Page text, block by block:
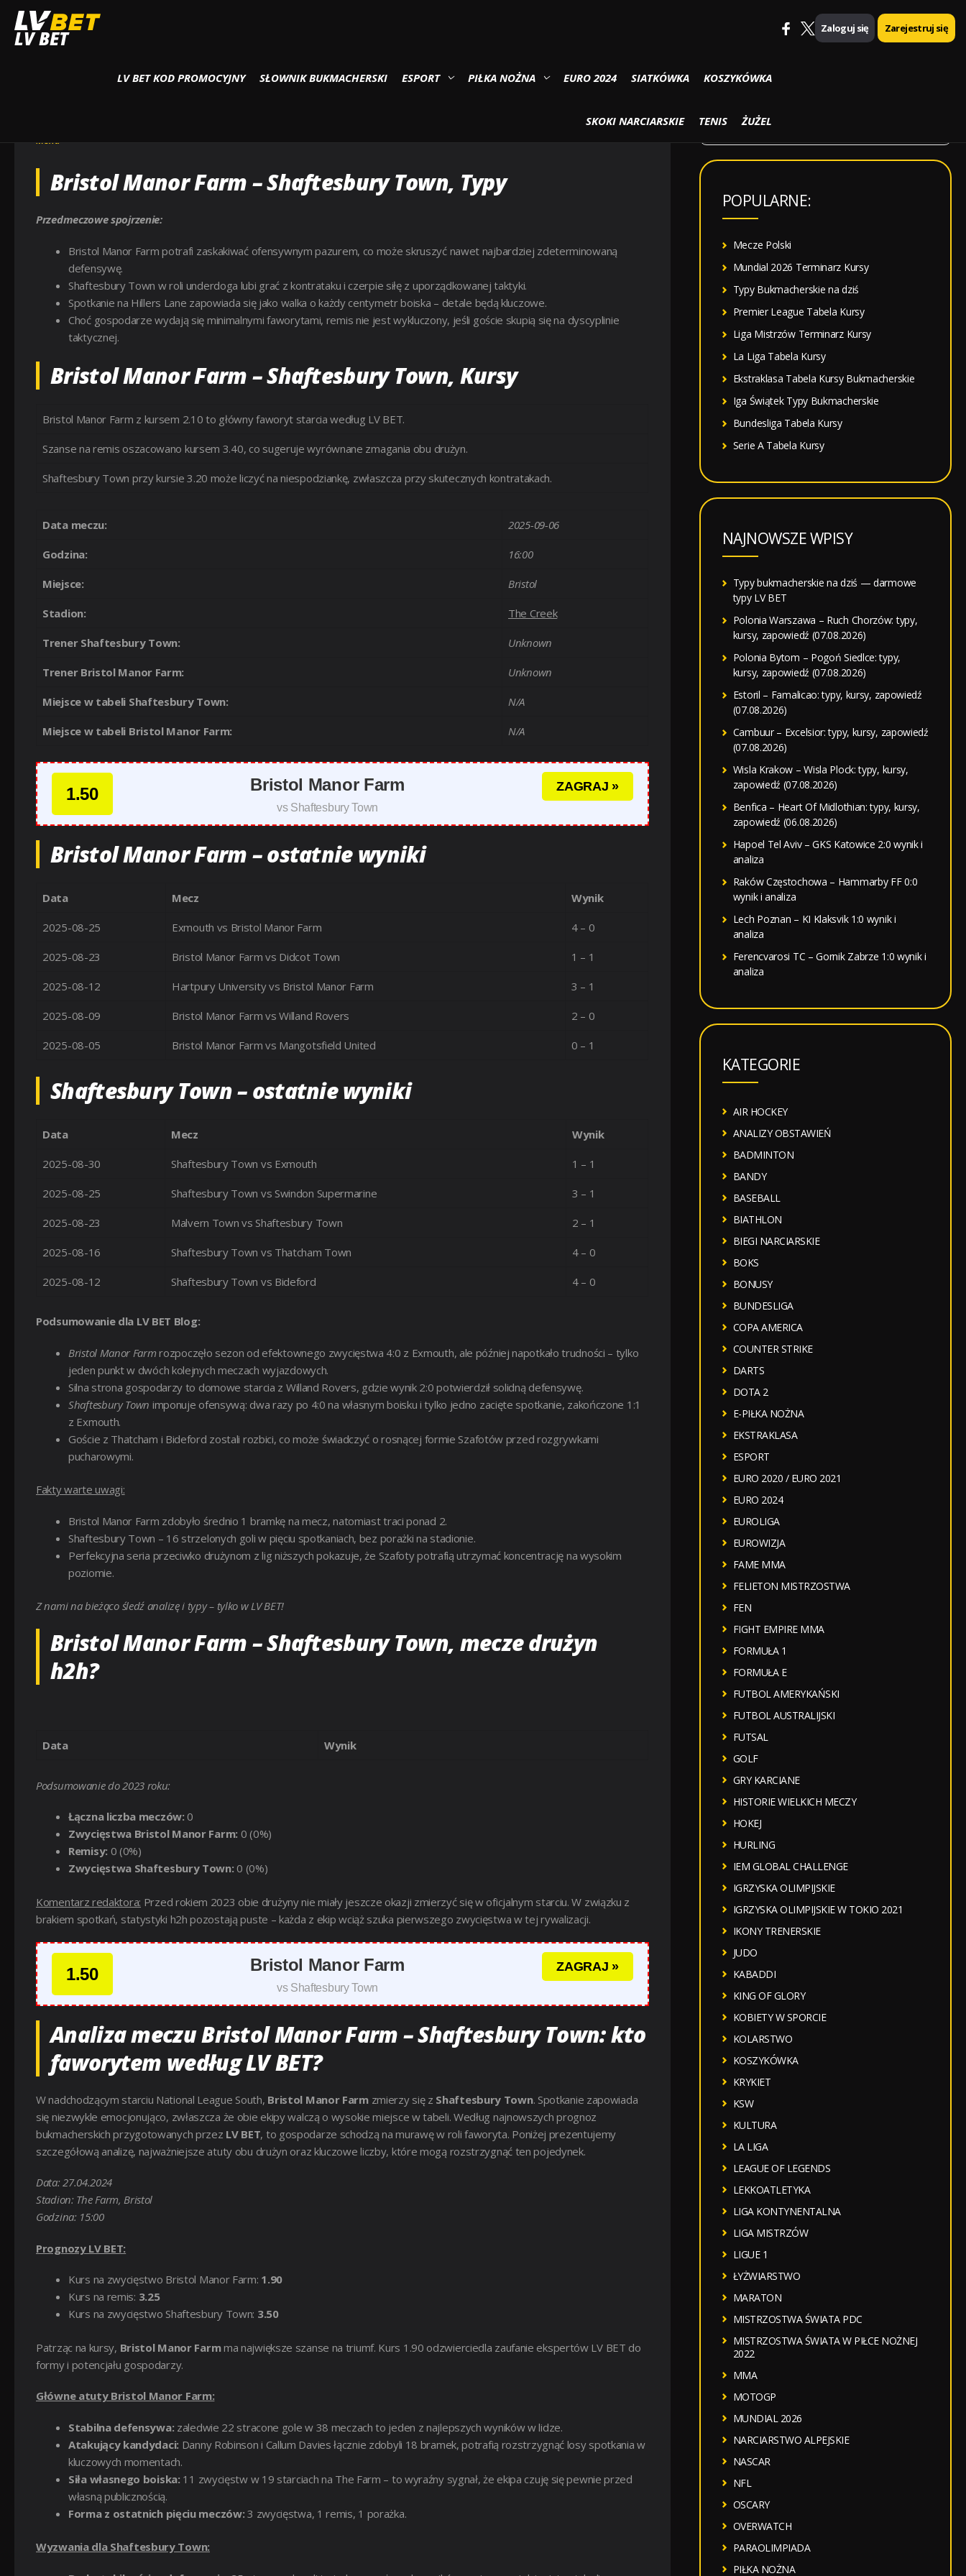
LV BET
LV BET KOD PROMOCYJNY SŁOWNIK BUKMACHERSKI ESPORT PIŁKA NOŻNA EURO 2024 SIATKÓWKA KOSZYKÓWKA
SKOKI NARCIARSKIE TENIS ŻUŻEL
Zaloguj się Zarejestruj się
Strona główna Menu
BRISTOL MANOR FARM – SHAFTESBURY TOWN ( 2025-09-06
Menu
Bristol Manor Farm – Shaftesbury Town, Typy
Przedmeczowe spojrzenie:
Bristol Manor Farm potrafi zaskakiwać ofensywnym pazurem, co może skruszyć nawet najbardziej zdeterminowaną
defensywę.
Shaftesbury Town w roli underdoga lubi grać z kontrataku i czerpie siłę z uporządkowanej taktyki.
Spotkanie na Hillers Lane zapowiada się jako walka o każdy centymetr boiska – detale będą kluczowe.
Choć gospodarze wydają się minimalnymi faworytami, remis nie jest wykluczony, jeśli goście skupią się na dyscyplinie
taktycznej.
Bristol Manor Farm – Shaftesbury Town, Kursy
Bristol Manor Farm z kursem 2.10 to główny faworyt starcia według LV BET.
Szanse na remis oszacowano kursem 3.40, co sugeruje wyrównane zmagania obu drużyn.
Shaftesbury Town przy kursie 3.20 może liczyć na niespodziankę, zwłaszcza przy skutecznych kontratakach.
Data meczu: 2025-09-06
Godzina: 16:00
Miejsce: Bristol
Stadion: The Creek
Trener Shaftesbury Town: Unknown
Trener Bristol Manor Farm: Unknown
Miejsce w tabeli Shaftesbury Town: N/A
Miejsce w tabeli Bristol Manor Farm: N/A
1.50 Bristol Manor Farm
vs Shaftesbury Town
ZAGRAJ »
Bristol Manor Farm – ostatnie wyniki
Data Mecz Wynik
2025-08-25 Exmouth vs Bristol Manor Farm 4 – 0
2025-08-23 Bristol Manor Farm vs Didcot Town 1 – 1
2025-08-12 Hartpury University vs Bristol Manor Farm 3 – 1
2025-08-09 Bristol Manor Farm vs Willand Rovers 2 – 0
2025-08-05 Bristol Manor Farm vs Mangotsfield United 0 – 1
Shaftesbury Town – ostatnie wyniki
Data Mecz Wynik
2025-08-30 Shaftesbury Town vs Exmouth 1 – 1
2025-08-25 Shaftesbury Town vs Swindon Supermarine 3 – 1
2025-08-23 Malvern Town vs Shaftesbury Town 2 – 1
2025-08-16 Shaftesbury Town vs Thatcham Town 4 – 0
2025-08-12 Shaftesbury Town vs Bideford 4 – 0
Podsumowanie dla LV BET Blog:
Bristol Manor Farm rozpoczęło sezon od efektownego zwycięstwa 4:0 z Exmouth, ale później napotkało trudności – tylko
jeden punkt w dwóch kolejnych meczach wyjazdowych.
Silna strona gospodarzy to domowe starcia z Willand Rovers, gdzie wynik 2:0 potwierdził solidną defensywę.
Shaftesbury Town imponuje ofensywą: dwa razy po 4:0 na własnym boisku i tylko jedno zacięte spotkanie, zakończone 1:1
z Exmouth.
Goście z Thatcham i Bideford zostali rozbici, co może świadczyć o rosnącej formie Szafotów przed rozgrywkami
pucharowymi.
Fakty warte uwagi:
Bristol Manor Farm zdobyło średnio 1 bramkę na mecz, natomiast traci ponad 2.
Shaftesbury Town – 16 strzelonych goli w pięciu spotkaniach, bez porażki na stadionie.
Perfekcyjna seria przeciwko drużynom z lig niższych pokazuje, że Szafoty potrafią utrzymać koncentrację na wysokim
poziomie.
Z nami na bieżąco śledź analizę i typy – tylko w LV BET!
Bristol Manor Farm – Shaftesbury Town, mecze drużyn
h2h?
Data Wynik
Podsumowanie do 2023 roku:
Łączna liczba meczów: 0
Zwycięstwa Bristol Manor Farm: 0 (0%)
Remisy: 0 (0%)
Zwycięstwa Shaftesbury Town: 0 (0%)
Komentarz redaktora: Przed rokiem 2023 obie drużyny nie miały jeszcze okazji zmierzyć się w oficjalnym starciu. W związku z
brakiem spotkań, statystyki h2h pozostają puste – każda z ekip wciąż szuka pierwszego zwycięstwa w tej rywalizacji.
1.50 Bristol Manor Farm
vs Shaftesbury Town
ZAGRAJ »
Analiza meczu Bristol Manor Farm – Shaftesbury Town: kto
faworytem według LV BET?
W nadchodzącym starciu National League South, Bristol Manor Farmzmierzy się z Shaftesbury Town. Spotkanie zapowiada
się niezwykle emocjonująco, zwłaszcza że obie ekipy walczą o wysokie miejsce w tabeli. Według najnowszych prognoz
bukmacherskich przygotowanych przez LV BET, to gospodarze schodzą na murawę w roli faworyta. Poniżej prezentujemy
szczegółową analizę, najważniejsze atuty obu drużyn oraz kluczowe liczby, które mogą rozstrzygnąć ten pojedynek.
Data: 27.04.2024
Stadion: The Farm, Bristol
Godzina: 15:00
Prognozy LV BET:
Kurs na zwycięstwo Bristol Manor Farm: 1.90
Kurs na remis: 3.25
Kurs na zwycięstwo Shaftesbury Town: 3.50
Patrząc na kursy, Bristol Manor Farmma największe szanse na triumf. Kurs 1.90 odzwierciedla zaufanie ekspertów LV BET do
formy i potencjału gospodarzy.
Główne atuty Bristol Manor Farm:
Stabilna defensywa: zaledwie 22 stracone gole w 38 meczach to jeden z najlepszych wyników w lidze.
Atakujący kandydaci: Danny Robinson i Callum Davies łącznie zdobyli 18 bramek, potrafią rozstrzygnąć losy spotkania w
kluczowych momentach.
Siła własnego boiska: 11 zwycięstw w 19 starciach na The Farm – to wyraźny sygnał, że ekipa czuję się pewnie przed
własną publicznością.
Forma z ostatnich pięciu meczów: 3 zwycięstwa, 1 remis, 1 porażka.
Wyzwania dla Shaftesbury Town:
SZUKAJ
k
POPULARNE:
Mecze Polski
Mundial 2026 Terminarz Kursy
Typy Bukmacherskie na dziś
Premier League Tabela Kursy
Liga Mistrzów Terminarz Kursy
La Liga Tabela Kursy
Ekstraklasa Tabela Kursy Bukmacherskie
Iga Świątek Typy Bukmacherskie
Bundesliga Tabela Kursy
Serie A Tabela Kursy
NAJNOWSZE WPISY
Typy bukmacherskie na dziś — darmowe
typy LV BET
Polonia Warszawa – Ruch Chorzów: typy,
kursy, zapowiedź (07.08.2026)
Polonia Bytom – Pogoń Siedlce: typy,
kursy, zapowiedź (07.08.2026)
Estoril – Famalicao: typy, kursy, zapowiedź
(07.08.2026)
Cambuur – Excelsior: typy, kursy, zapowiedź
(07.08.2026)
Wisla Krakow – Wisla Plock: typy, kursy,
zapowiedź (07.08.2026)
Benfica – Heart Of Midlothian: typy, kursy,
zapowiedź (06.08.2026)
Hapoel Tel Aviv – GKS Katowice 2:0 wynik i
analiza
Raków Częstochowa – Hammarby FF 0:0
wynik i analiza
Lech Poznan – KI Klaksvik 1:0 wynik i
analiza
Ferencvarosi TC – Gornik Zabrze 1:0 wynik i
analiza
KATEGORIE
AIR HOCKEY
ANALIZY OBSTAWIEŃ
BADMINTON
BANDY
BASEBALL
BIATHLON
BIEGI NARCIARSKIE
BOKS
BONUSY
BUNDESLIGA
COPA AMERICA
COUNTER STRIKE
DARTS
DOTA 2
E-PIŁKA NOŻNA
EKSTRAKLASA
ESPORT
EURO 2020 / EURO 2021
EURO 2024
EUROLIGA
EUROWIZJA
FAME MMA
FELIETON MISTRZOSTWA
FEN
FIGHT EMPIRE MMA
FORMUŁA 1
FORMUŁA E
FUTBOL AMERYKAŃSKI
FUTBOL AUSTRALIJSKI
FUTSAL
GOLF
GRY KARCIANE
HISTORIE WIELKICH MECZY
HOKEJ
HURLING
IEM GLOBAL CHALLENGE
IGRZYSKA OLIMPIJSKIE
IGRZYSKA OLIMPIJSKIE W TOKIO 2021
IKONY TRENERSKIE
JUDO
KABADDI
KING OF GLORY
KOBIETY W SPORCIE
KOLARSTWO
KOSZYKÓWKA
KRYKIET
KSW
KULTURA
LA LIGA
LEAGUE OF LEGENDS
LEKKOATLETYKA
LIGA KONTYNENTALNA
LIGA MISTRZÓW
LIGUE 1
ŁYŻWIARSTWO
MARATON
MISTRZOSTWA ŚWIATA PDC
MISTRZOSTWA ŚWIATA W PIŁCE NOŻNEJ
2022
MMA
MOTOGP
MUNDIAL 2026
NARCIARSTWO ALPEJSKIE
NASCAR
NFL
OSCARY
OVERWATCH
PARAOLIMPIADA
PIŁKA NOŻNA